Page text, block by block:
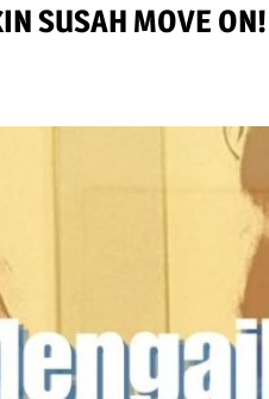
SUSAH MOVE ON!